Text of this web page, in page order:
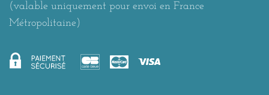
(valable uniquement pour envoi en France
Métropolitaine)